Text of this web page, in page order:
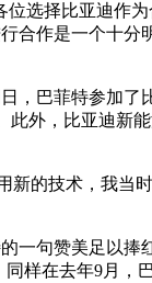
选择比亚迪作
合作是一个十分
，巴菲特参加了
外，比亚迪新
新的技术，我当
句赞美足以捧
样在去年9月，